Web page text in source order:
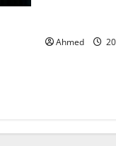
Ahmed